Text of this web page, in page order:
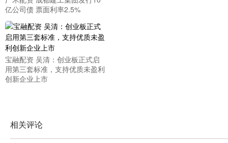
亿公司债 票面利率2.5%
宝融配资 吴清：创业板正式启
用第三套标准，支持优质未盈利
创新企业上市
相关评论